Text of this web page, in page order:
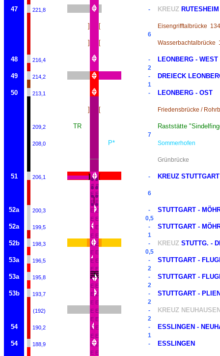
47 221,8 - KREUZ RUTESHEIM
] [ Eisengrifftalbrücke
6
] [ Wasserbachtalbrücke
48 216,4 - LEONBERG - WEST
2
49 214,2 - DREIECK
1
50 213,1 - LEONBERG - OST
] [ Friedensbrücke /
209,2 TR Raststätte
7
208,0 P* Sommerhofen
Grünbrücke
51 206,1 # #[ - KREUZ STUTTGART
# #
E E 6
E E
52a 200,3 E E - STUTTGART -
E E 0,5
52a 199,5 E E - STUTTGART -
E E 1
52b 198,3 E E - KREUZ STUTTG. -
E E 0,5
53a 196,5 E E - STUTTGART -
E E 2
53a 195,8 E E - STUTTGART -
E E 2
53b 193,7 E E - STUTTGART -
E E 2
(192) E E - KREUZ
E E 2
54 190,2 E E - ESSLINGEN -
E E 1
54 188,9 E E - ESSLINGEN
E E